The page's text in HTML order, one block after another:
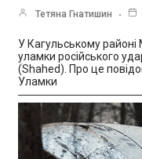
Тетяна Гнатишин
У Кагульському
уламки російського
(Shahed). Про це
Уламки